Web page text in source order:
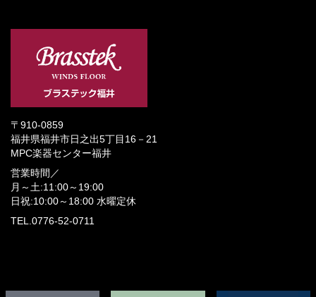
〒910-0859
福井県福井市日之出5丁目16－21
MPC楽器センター福井
営業時間／
月～土:11:00～19:00
日祝:10:00～18:00 水曜定休
TEL.0776-52-0711